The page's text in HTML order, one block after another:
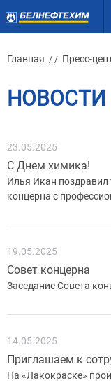
Главная / / Пресс-
НОВОСТИ
23.05.2025
С Днем химика!
Илья Икан поздравил
концерна с
19.05.2025
Совет концерна
Заседание Совета
14.05.2025
Приглашаем к
На «Лакокраске»